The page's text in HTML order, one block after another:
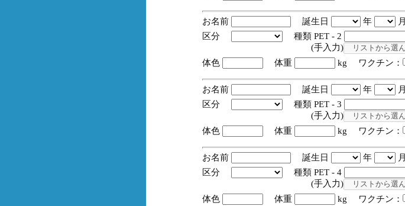
お名前 誕生日 年 月
区分
種類 PET - 2
(手入力)
体色
体重 kg ワクチン：
お名前 誕生日 年 月
区分
種類 PET - 3
(手入力)
体色
体重 kg ワクチン：
お名前 誕生日 年 月
区分
種類 PET - 4
(手入力)
体色
体重 kg ワクチン：